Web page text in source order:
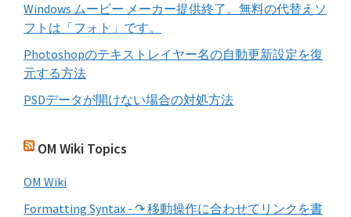
Windows ムービー メーカー提供終了。無料の代替えソ
フトは「フォト」です。
Photoshopのテキストレイヤー名の自動更新設定を復
元する方法
PSDデータが開けない場合の対処方法
OM Wiki Topics
OM Wiki
Formatting Syntax - ↷ 移動操作に合わせてリンクを書